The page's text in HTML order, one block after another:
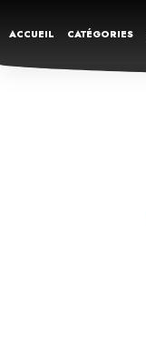
ACCUEIL CATÉGORIES